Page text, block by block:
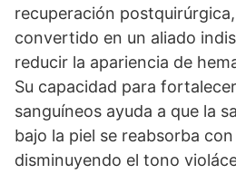
recuperación
convertido en un aliado
reducir la apariencia de
Su capacidad para
sanguíneos ayuda a que la
bajo la piel se reabsorba
disminuyendo el tono